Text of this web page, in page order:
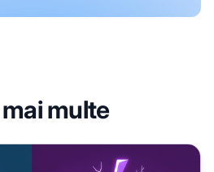
multe
Strategii Diferite de